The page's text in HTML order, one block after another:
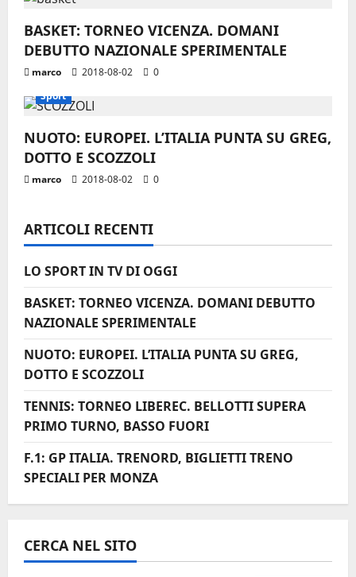
e
a
r
t
i
c
o
l
o
BASKET: TORNEO VICENZA. DOMANI
DEBUTTO NAZIONALE SPERIMENTALE
marco 2018-08-02
0
Sport
NUOTO: EUROPEI. L’ITALIA PUNTA SU GREG,
DOTTO E SCOZZOLI
marco 2018-08-02 0
ARTICOLI RECENTI
LO SPORT IN TV DI OGGI
BASKET: TORNEO VICENZA. DOMANI DEBUTTO
NAZIONALE SPERIMENTALE
NUOTO: EUROPEI. L’ITALIA PUNTA SU GREG,
DOTTO E SCOZZOLI
TENNIS: TORNEO LIBEREC. BELLOTTI SUPERA
PRIMO TURNO, BASSO FUORI
F.1: GP ITALIA. TRENORD, BIGLIETTI TRENO
SPECIALI PER MONZA
CERCA NEL SITO